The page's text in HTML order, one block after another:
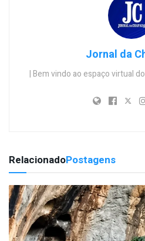
Jornal da
| Bem vindo ao espaço virtual
RelacionadoPostagens